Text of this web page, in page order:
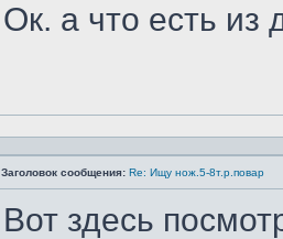
Ок. а что есть из
Заголовок сообщения: Re: Ищу нож.5-8т.р.повар
Вот здесь